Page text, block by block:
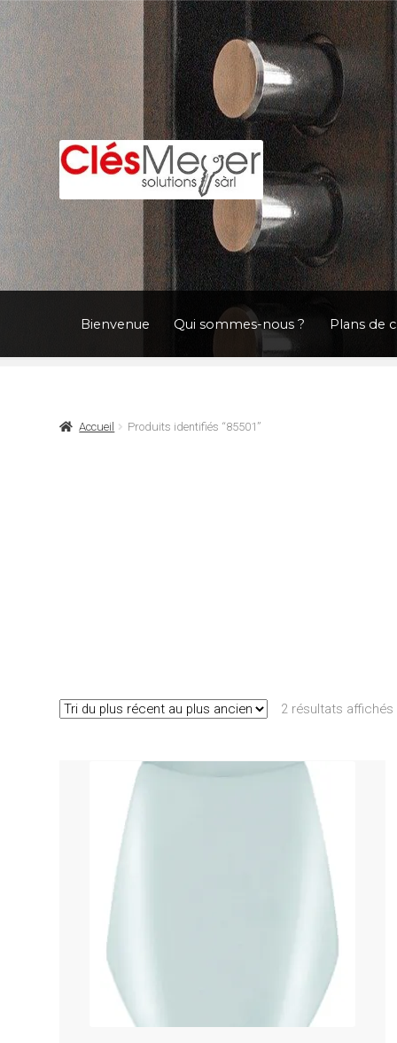
Aller
à
la
navigation
Aller
au
contenu
Bienvenue Qui sommes-nous ? Plans de
Accueil Produits identifiés “85501”
2 résultats affichés